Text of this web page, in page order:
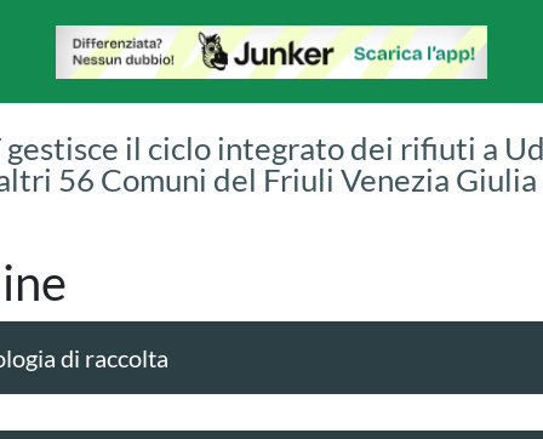
gestisce il ciclo integrato dei rifiuti a
56 Comuni del Friuli Venezia Giulia
di raccolta